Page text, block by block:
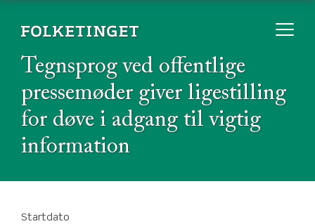
Tegnsprog ved offentlige
pressemøder giver ligestilling
for døve i adgang til vigtig
information
Startdato